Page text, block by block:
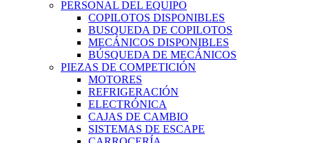
PERSONAL DEL EQUIPO
COPILOTOS DISPONIBLES
BUSQUEDA DE COPILOTOS
MECÁNICOS DISPONIBLES
BÚSQUEDA DE MECÁNICOS
PIEZAS DE COMPETICIÓN
MOTORES
REFRIGERACIÓN
ELECTRÓNICA
CAJAS DE CAMBIO
SISTEMAS DE ESCAPE